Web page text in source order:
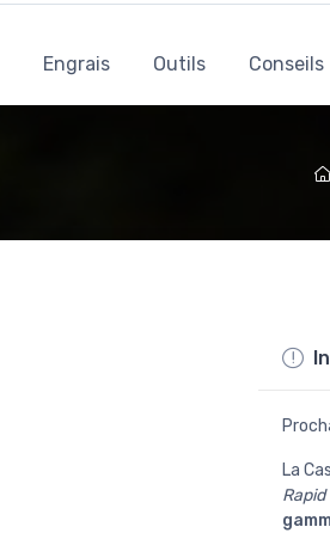
Engrais Outils Conseils
La